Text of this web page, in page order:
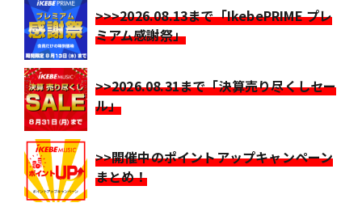
>>>2026.08.13まで「IkebePRIME プレ
ミアム感謝祭」
>>2026.08.31まで「決算売り尽くしセー
ル」
>>開催中のポイントアップキャンペーン
まとめ！